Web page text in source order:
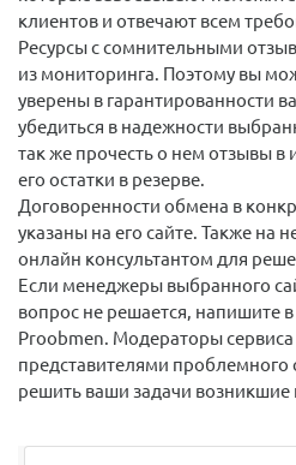
клиентов и отвечают всем
Ресурсы с сомнительными
из мониторинга. Поэтому вы
уверены в гарантированности
убедиться в надежности
так же прочесть о нем отзывы в
его остатки в резерве.
Договоренности обмена в
указаны на его сайте. Также на
онлайн консультантом для
Если менеджеры выбранного
вопрос не решается, напишите
Proobmen. Модераторы сервиса
представителями проблемного
решить ваши задачи возникшие